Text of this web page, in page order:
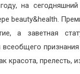
на сегодняшний
beauty&health.
а заветная
признания
красота, прелесть,